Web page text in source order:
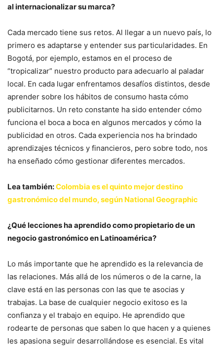
al internacionalizar su marca?
Cada mercado tiene sus retos. Al llegar a un nuevo país, lo
primero es adaptarse y entender sus particularidades. En
Bogotá, por ejemplo, estamos en el proceso de
“tropicalizar” nuestro producto para adecuarlo al paladar
local. En cada lugar enfrentamos desafíos distintos, desde
aprender sobre los hábitos de consumo hasta cómo
publicitarnos. Un reto constante ha sido entender cómo
funciona el boca a boca en algunos mercados y cómo la
publicidad en otros. Cada experiencia nos ha brindado
aprendizajes técnicos y financieros, pero sobre todo, nos
ha enseñado cómo gestionar diferentes mercados.
Lea también:Colombia es el quinto mejor destino
gastronómico del mundo, según National Geographic
¿Qué lecciones ha aprendido como propietario de un
negocio gastronómico en Latinoamérica?
Lo más importante que he aprendido es la relevancia de
las relaciones. Más allá de los números o de la carne, la
clave está en las personas con las que te asocias y
trabajas. La base de cualquier negocio exitoso es la
confianza y el trabajo en equipo. He aprendido que
rodearte de personas que saben lo que hacen y a quienes
les apasiona seguir desarrollándose es esencial. Es vital